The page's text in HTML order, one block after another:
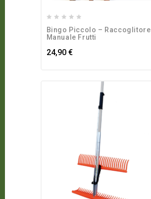
out
5
Bingo Piccolo – Raccoglitore
Manuale Frutti
24,90 €